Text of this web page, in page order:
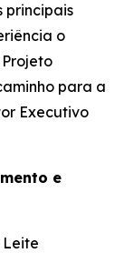
principais
o
para a
Executivo
e
Leite